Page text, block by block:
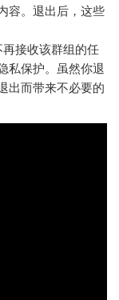
容。退出后，这些
接收该群组的任
私保护。虽然你退
出而带来不必要的